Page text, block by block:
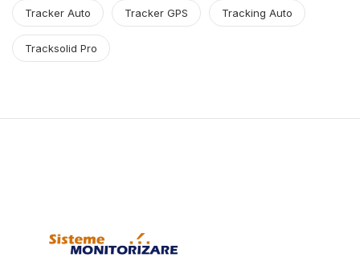
Tracker Auto Tracker GPS Tracking Auto
Tracksolid Pro